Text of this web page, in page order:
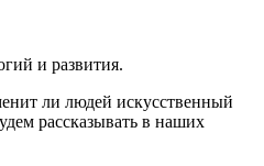
и развития.
ли людей искусственный
рассказывать в наших